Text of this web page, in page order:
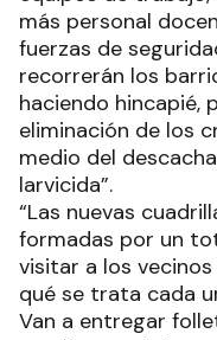
más personal
fuerzas de
recorrerán los
haciendo hincapié,
eliminación de los
medio del
larvicida”.
“Las nuevas
formadas por un
visitar a los
qué se trata cada
Van a entregar